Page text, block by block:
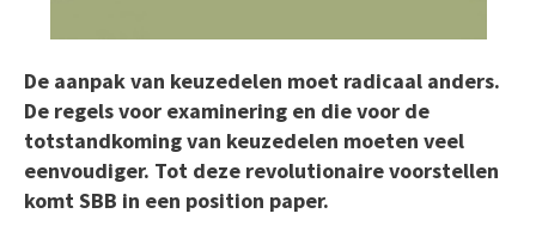
De aanpak van keuzedelen moet radicaal anders.
De regelsvoor examinering en die voor de
totstandkoming van keuzedelen moeten veel
eenvoudiger. Tot deze revolutionaire voorstellen
komt SBB in een position paper.